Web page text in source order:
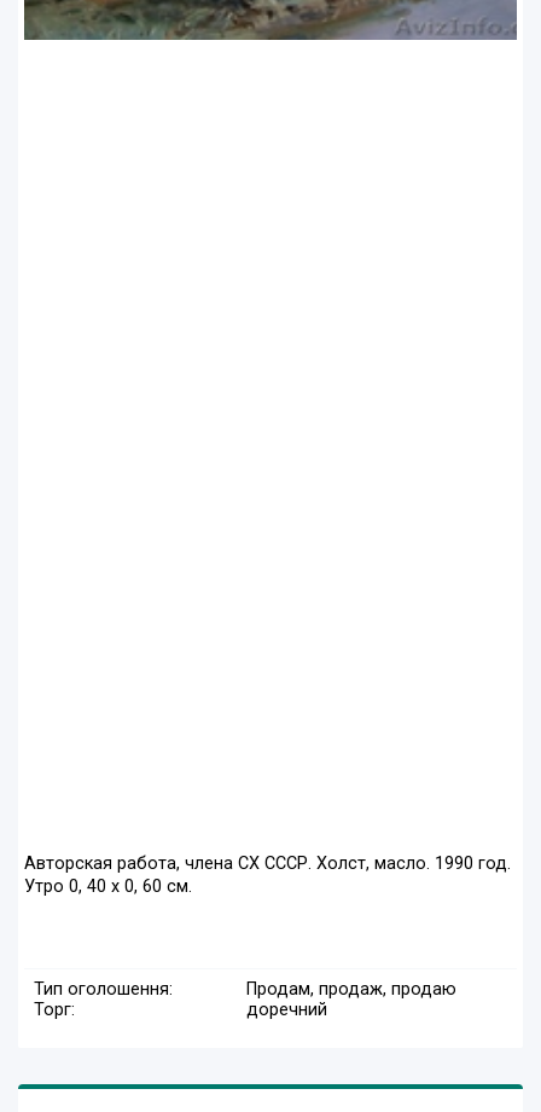
Авторская работа, члена СХ СССР. Холст, масло. 1990 год.
Утро 0, 40 х 0, 60 см.
Тип оголошення:
Продам, продаж, продаю
Торг:
доречний